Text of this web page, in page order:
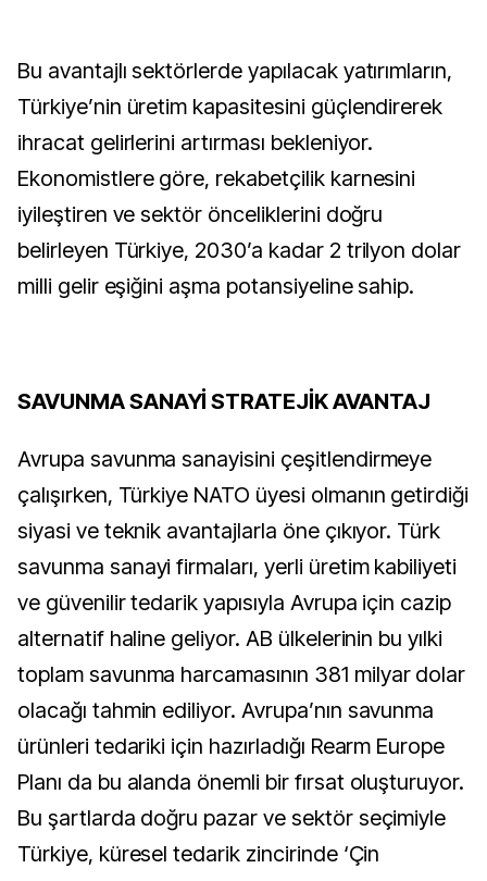
Bu avantajlı sektörlerde yapılacak yatırımların,
Türkiye’nin üretim kapasitesini güçlendirerek
ihracat gelirlerini artırması bekleniyor.
Ekonomistlere göre, rekabetçilik karnesini
iyileştiren ve sektör önceliklerini doğru
belirleyen Türkiye, 2030’a kadar 2 trilyon dolar
milli gelir eşiğini aşma potansiyeline sahip.
SAVUNMA SANAYİ STRATEJİK AVANTAJ
Avrupa savunma sanayisini çeşitlendirmeye
çalışırken, Türkiye NATO üyesi olmanın getirdiği
siyasi ve teknik avantajlarla öne çıkıyor. Türk
savunma sanayi firmaları, yerli üretim kabiliyeti
ve güvenilir tedarik yapısıyla Avrupa için cazip
alternatif haline geliyor. AB ülkelerinin bu yılki
toplam savunma harcamasının 381 milyar dolar
olacağı tahmin ediliyor. Avrupa’nın savunma
ürünleri tedariki için hazırladığı Rearm Europe
Planı da bu alanda önemli bir fırsat oluşturuyor.
Bu şartlarda doğru pazar ve sektör seçimiyle
Türkiye, küresel tedarik zincirinde ‘Çin